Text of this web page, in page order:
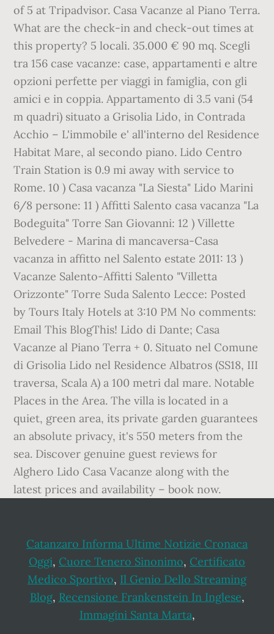
of 5 at Tripadvisor. Casa Vacanze al Piano Terra.
What are the check-in and check-out times at
this property? 5 locali. 35.000 € 90 mq. Scegli
tra 156 case vacanze: case, appartamenti e altre
opzioni perfette per viaggi in famiglia, con gli
amici e in coppia. Appartamento di 3.5 vani (54
m quadri) situato a Grisolia Lido, in Contrada
Acchio – L'immobile e' all'interno del Residence
Habitat Mare, al secondo piano. Lido Centro
Train Station is 0.9 mi away with service to
Rome. 10 ) Casa vacanza "La Siesta" Lido Marini
6/8 persone: 11 ) Affitti Salento casa vacanza "La
Bodeguita" Torre San Giovanni: 12 ) Villette
Belvedere - Marina di mancaversa-Casa
vacanza in affitto nel Salento estate 2011: 13 )
Vacanze Salento-Affitti Salento "Villetta
Orizzonte" Torre Suda Salento Lecce: Posted
by Tours Italy Hotels at 3:10 PM No comments:
Email This BlogThis! Lido di Dante; Casa
Vacanze al Piano Terra + 0. Situato nel Comune
di Grisolia Lido nel Residence Albatros (SS18, III
traversa, Scala A) a 100 metri dal mare. Notable
Places in the Area. The villa is located in a
quiet, green area, its private garden guarantees
an absolute privacy, it's 550 meters from the
sea. Discover genuine guest reviews for
Alghero Lido Casa Vacanze along with the
latest prices and availability – book now.
Catanzaro Informa Ultime Notizie Cronaca
Oggi, Cuore Tenero Sinonimo, Certificato
Medico Sportivo, Il Genio Dello Streaming
Blog, Recensione Frankenstein In Inglese,
Immagini Santa Marta,